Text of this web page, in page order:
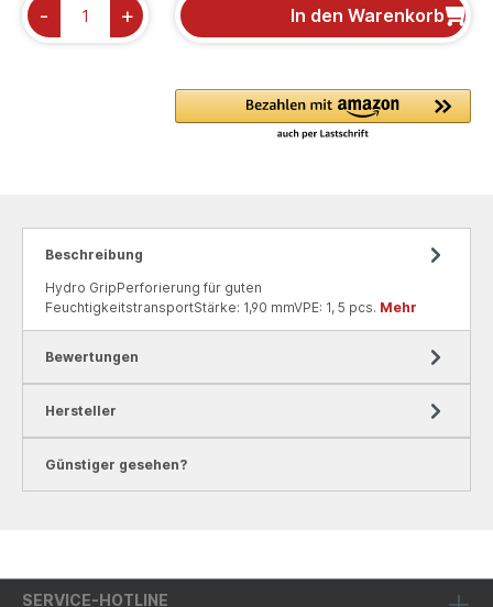
- + In den Warenkorb
Beschreibung
Hydro GripPerforierung für guten
FeuchtigkeitstransportStärke: 1,90 mmVPE: 1, 5 pcs. Mehr
Bewertungen
Hersteller
Günstiger gesehen?
SERVICE-HOTLINE